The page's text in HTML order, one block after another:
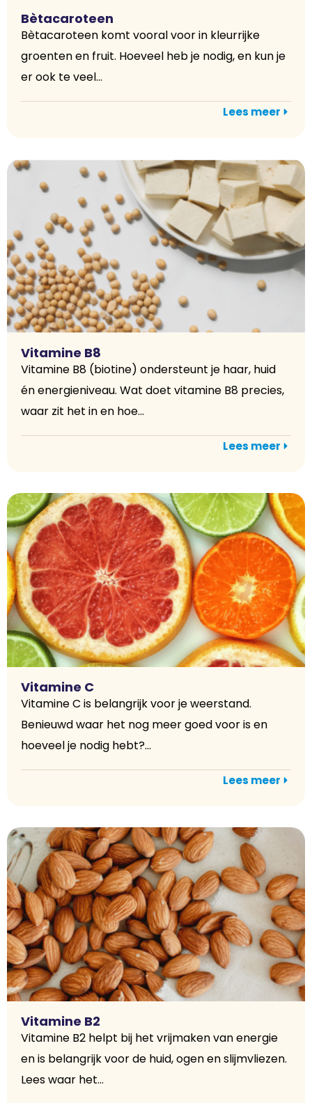
Bètacaroteen
Bètacaroteen komt vooral voor in kleurrijke
groenten en fruit. Hoeveel heb je nodig, en kun je
er ook te veel...
Lees meer
Vitamine B8
Vitamine B8 (biotine) ondersteunt je haar, huid
én energieniveau. Wat doet vitamine B8 precies,
waar zit het in en hoe...
Lees meer
Vitamine C
Vitamine C is belangrijk voor je weerstand.
Benieuwd waar het nog meer goed voor is en
hoeveel je nodig hebt?...
Lees meer
Vitamine B2
Vitamine B2 helpt bij het vrijmaken van energie
en is belangrijk voor de huid, ogen en slijmvliezen.
Lees waar het...